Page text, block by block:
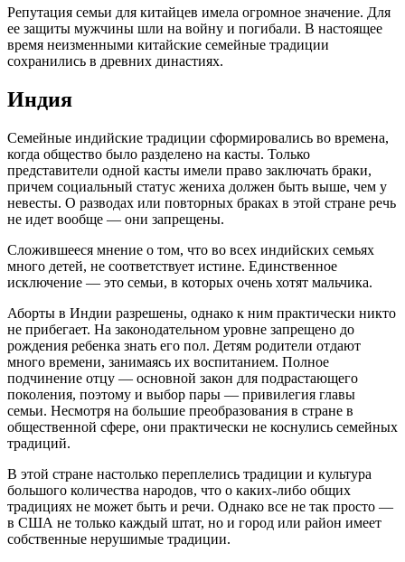
Репутация семьи для китайцев имела огромное значение. Для
ее защиты мужчины шли на войну и погибали. В настоящее
время неизменными китайские семейные традиции
сохранились в древних династиях.
Индия
Семейные индийские традиции сформировались во времена,
когда общество было разделено на касты. Только
представители одной касты имели право заключать браки,
причем социальный статус жениха должен быть выше, чем у
невесты. О разводах или повторных браках в этой стране речь
не идет вообще — они запрещены.
Сложившееся мнение о том, что во всех индийских семьях
много детей, не соответствует истине. Единственное
исключение — это семьи, в которых очень хотят мальчика.
Аборты в Индии разрешены, однако к ним практически никто
не прибегает. На законодательном уровне запрещено до
рождения ребенка знать его пол. Детям родители отдают
много времени, занимаясь их воспитанием. Полное
подчинение отцу — основной закон для подрастающего
поколения, поэтому и выбор пары — привилегия главы
семьи. Несмотря на большие преобразования в стране в
общественной сфере, они практически не коснулись семейных
традиций.
В этой стране настолько переплелись традиции и культура
большого количества народов, что о каких-либо общих
традициях не может быть и речи. Однако все не так просто —
в США не только каждый штат, но и город или район имеет
собственные нерушимые традиции.